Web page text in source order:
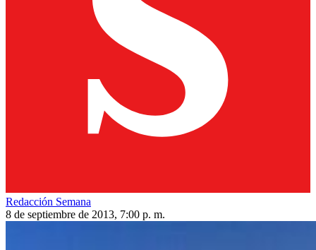
Redacción Semana
8 de septiembre de 2013, 7:00 p. m.